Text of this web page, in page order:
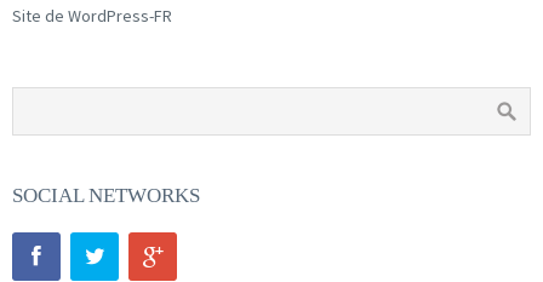
Site de WordPress-FR
SOCIAL NETWORKS